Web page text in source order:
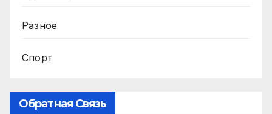
Разное
Спорт
Обратная Связь